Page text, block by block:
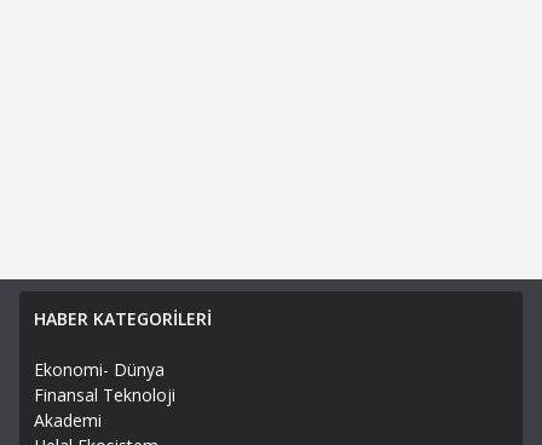
HABER KATEGORİLERİ
Ekonomi- Dünya
Finansal Teknoloji
Akademi